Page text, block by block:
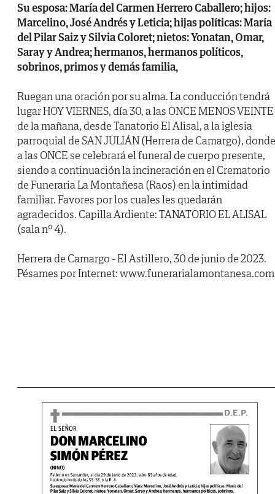
Su esposa: María del Carmen Herrero Caballero; hijos:
Marcelino, José Andrés y Leticia; hijas políticas: María
del Pilar Saiz y Silvia Coloret; nietos: Yonatan, Omar,
Saray y Andrea; hermanos, hermanos políticos,
sobrinos, primos y demás familia,
Ruegan una oración por su alma. La conducción tendrá
lugar HOY VIERNES, día 30, a las ONCE MENOS VEINTE
de la mañana, desde Tanatorio El Alisal, a la iglesia
parroquial de SAN JULIÁN (Herrera de Camargo), donde
a las ONCE se celebrará el funeral de cuerpo presente,
siendo a continuación la incineración en el Crematorio
de Funeraria La Montañesa (Raos) en la intimidad
familiar. Favores por los cuales les quedarán
agradecidos. Capilla Ardiente: TANATORIO EL ALISAL
(sala nº 4).
Herrera de Camargo - El Astillero, 30 de junio de 2023.
Pésames por Internet: www.funerarialamontanesa.com